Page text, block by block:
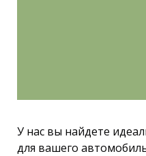
У нас вы найдете
для вашего